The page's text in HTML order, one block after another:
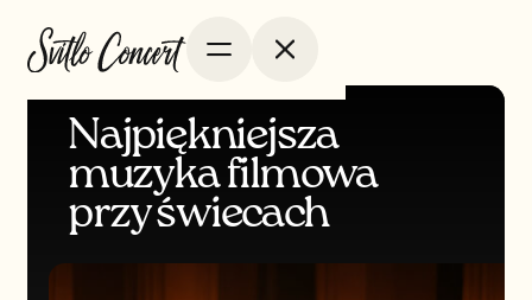
Najpiękniejsza
muzyka filmowa
przy świecach